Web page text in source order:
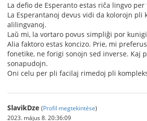
La defio de Esperanto estas riĉa lingvo
La Esperantanoj devus vidi da kolorojn pli
alilingvanoj.
Laŭ mi, la vortaro povus simpliĝi por
Alia faktoro estas koncizo. Prie, mi
fonetike, ne forigi sonojn sed inverse. Kaj
sonapudojn.
Oni celu per pli facilaj rimedoj pli
SlavikDze (Profil megtekintése)
2023. május 8. 20:36:09